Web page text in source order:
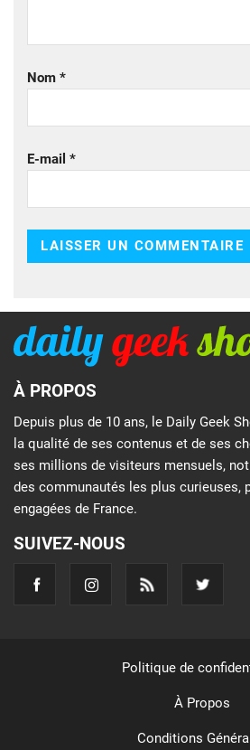
Nom *
E-mail *
À PROPOS
Depuis plus de 10 ans, le Daily Geek
la qualité de ses contenus et de ses
ses millions de visiteurs mensuels,
des communautés les plus curieuses,
engagées de France.
SUIVEZ-NOUS
Politique de
À Propos
Conditions